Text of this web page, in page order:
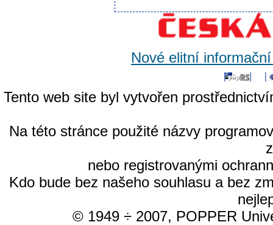
Nové elitní
Tento web site byl vytvořen
Na této stránce použité názvy
nebo registrovanými
Kdo bude bez našeho souhlasu a bez
© 1949 ÷ 2007, POPPER